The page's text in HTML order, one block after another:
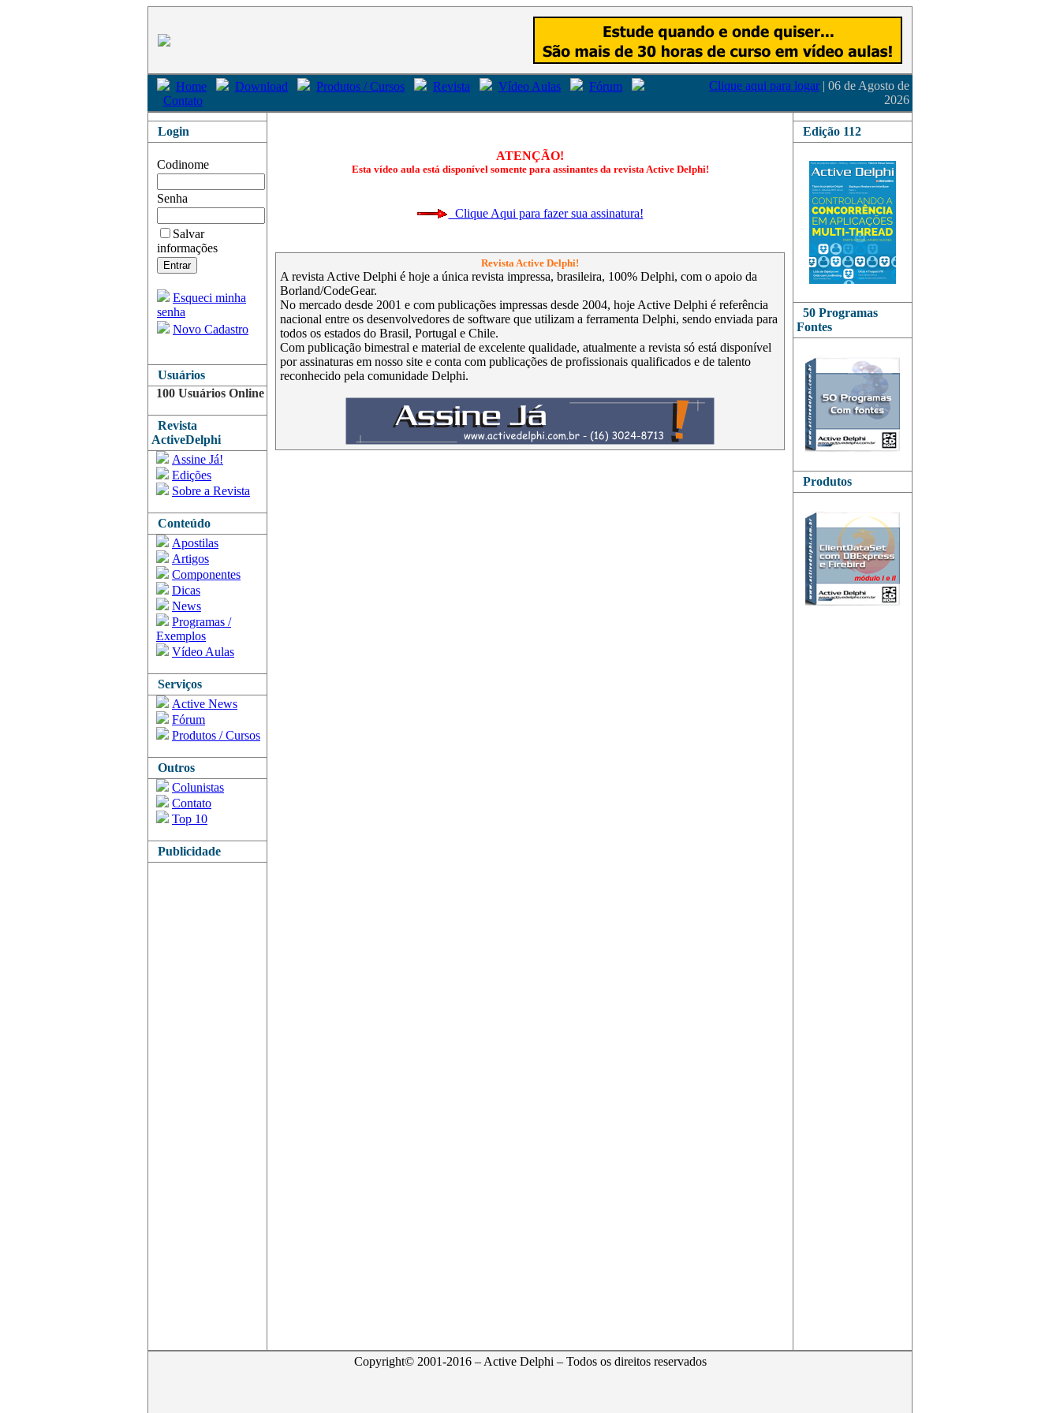
Home Download Produtos / Cursos Revista Vídeo Aulas
Fórum
Contato
Clique aqui para logar | 06 de Agosto de
2026
Login
Codinome
Senha
Salvar
informações
Esqueci minha
senha
Novo Cadastro
Usuários
100 Usuários Online
Revista
ActiveDelphi
Assine Já!
Edições
Sobre a Revista
Conteúdo
Apostilas
Artigos
Componentes
Dicas
News
Programas /
Exemplos
Vídeo Aulas
Serviços
Active News
Fórum
Produtos / Cursos
Outros
Colunistas
Contato
Top 10
Publicidade
ATENÇÃO!
Esta vídeo aula está disponível somente para assinantes da revista Active Delphi!
Clique Aqui para fazer sua assinatura!
Revista Active Delphi!
A revista Active Delphi é hoje a única revista impressa, brasileira, 100% Delphi, com o apoio da
Borland/CodeGear.
No mercado desde 2001 e com publicações impressas desde 2004, hoje Active Delphi é referência
nacional entre os desenvolvedores de software que utilizam a ferramenta Delphi, sendo enviada para
todos os estados do Brasil, Portugal e Chile.
Com publicação bimestral e material de excelente qualidade, atualmente a revista só está disponível
por assinaturas em nosso site e conta com publicações de profissionais qualificados e de talento
reconhecido pela comunidade Delphi.
Edição 112
50 Programas
Fontes
Produtos
Copyright© 2001-2016 – Active Delphi – Todos os direitos reservados